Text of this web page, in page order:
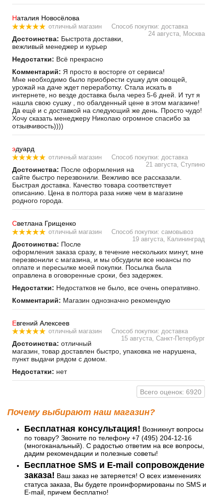
Наталия Новосёлова
отличный магазин
Способ покупки: доставка
24 августа, Москва
Достоинства: Быстрота доставки,
вежливый менеджер и курьер
Недостатки: Всё прекрасно
Комментарий: Я просто в восторге от сервиса!
Мне необходимо было приобрести сушку для овощей,
урожай на даче ждет переработку. Стала искать в
интернете, но везде доставка была через 5-6 дней. И тут я
нашла свою сушку , по обалденный цене в этом магазине!
Да ещё и с доставкой на следующий же день. Просто чудо!
Хочу сказать менеджеру Николаю огромное спасибо за
отзывчивость))))
эдуард
отличный магазин
Способ покупки: доставка
21 августа, Ступино
Достоинства: После оформления на
сайте быстро перезвонили. Вежливо все рассказали.
Быстрая доставка. Качество товара соответствует
описанию. Цена в полтора раза ниже чем в магазине
родного города.
Светлана Грищенко
отличный магазин
Способ покупки: самовывоз
19 августа, Калининград
Достоинства: После
оформления заказа сразу, в течение нескольких минут, мне
перезвонили с магазина, и мы обсудили все нюансы по
оплате и пересылке моей покупки. Посылка была
оправлена в оговоренные сроки, без задержек.
Недостатки: Недостатков не было, все очень оперативно.
Комментарий: Магазин однозначно рекомендую
Евгений Алексеев
отличный магазин
Способ покупки: доставка
15 августа, Санкт-Петербург
Достоинства: отличный
магазин, товар доставлен быстро, упаковка не нарушена,
пункт выдачи рядом с домом.
Недостатки: нет
Всего оценок: 6920
Почему выбирают наш магазин?
Бесплатная консультация! Возникнут вопросы
по товару? Звоните по телефону +7 (495) 204-12-16
(многоканальный). С радостью ответим на все вопросы,
дадим рекомендации и полезные советы!
Бесплатное SMS и E-mail сопровождение
заказа! Ваш заказ не затеряется! О всех изменениях
статуса заказа, Вы будете проинформированы по SMS и
E-mail, причем бесплатно!